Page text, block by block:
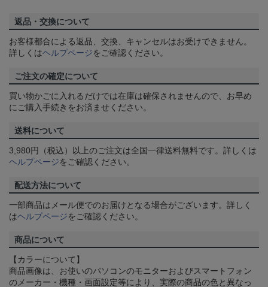
返品・交換について
お客様都合による返品、交換、キャンセルはお受けできません。
詳しくはヘルプページをご確認ください。
ご注文の確定について
買い物かごに入れるだけでは在庫は確保されませんので、お早め
にご購入手続きをお済ませください。
送料について
3,980円（税込）以上のご注文は全国一律送料無料です。詳しくは
ヘルプページをご確認ください。
配送方法について
一部商品はメール便でのお届けとなる場合がございます。詳しく
はヘルプページをご確認ください。
商品について
【カラーについて】
商品画像は、お使いのパソコンのモニターおよびスマートフォン
のメーカー・機種・画面設定等により、実際の商品の色と異なっ